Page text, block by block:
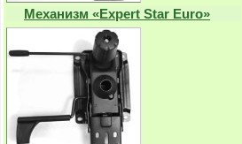
Механизм «Expert Star Euro»